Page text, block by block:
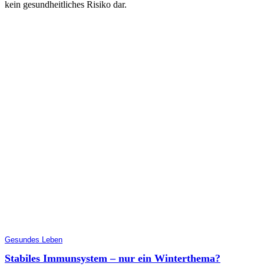
kein gesundheitliches Risiko dar.
Gesundes Leben
Stabiles Immunsystem – nur ein Winterthema?